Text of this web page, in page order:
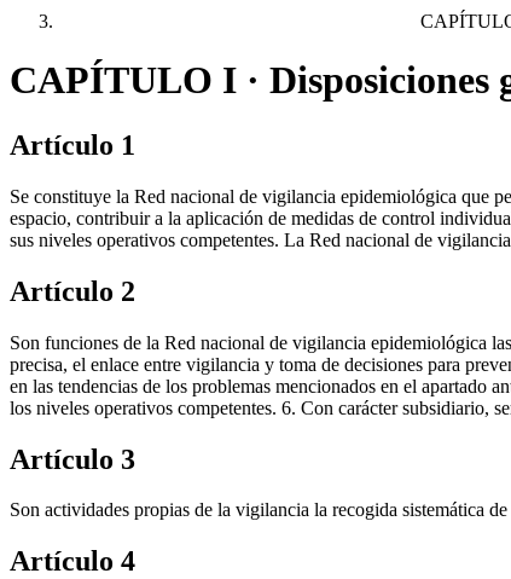
CAPÍTULO I · Disposiciones
Artículo 1
Se constituye la Red nacional de vigilancia epidemiológica que
espacio, contribuir a la aplicación de medidas de control
sus niveles operativos competentes. La Red nacional de
Artículo 2
Son funciones de la Red nacional de vigilancia epidemiológica
precisa, el enlace entre vigilancia y toma de decisiones para
en las tendencias de los problemas mencionados en el
los niveles operativos competentes. 6. Con carácter subsidiario,
Artículo 3
Son actividades propias de la vigilancia la recogida sistemática
Artículo 4